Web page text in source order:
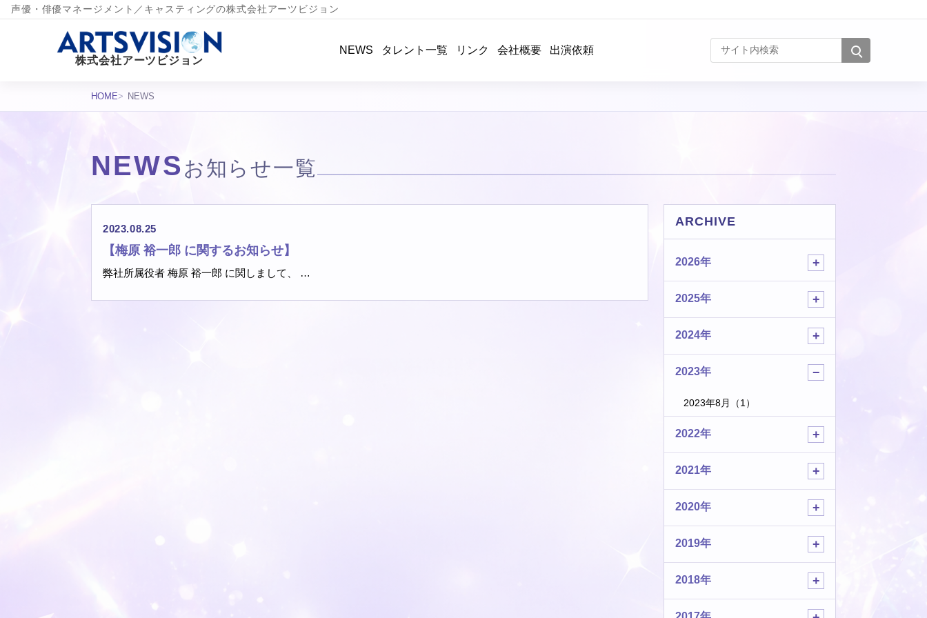
声優・俳優マネージメント／キャスティングの株式会社アーツビジョン
株式会社アーツビジョン
NEWS タレント一覧 リンク 会社概要 出演依頼 サイト内検索
HOME NEWS
NEWS お知らせ一覧
2023.08.25
【梅原 裕一郎 に関するお知らせ】
弊社所属役者 梅原 裕一郎 に関しまして、 …
ARCHIVE
2026年
2025年
2024年
2023年
2023年8月（1）
2022年
2021年
2020年
2019年
2018年